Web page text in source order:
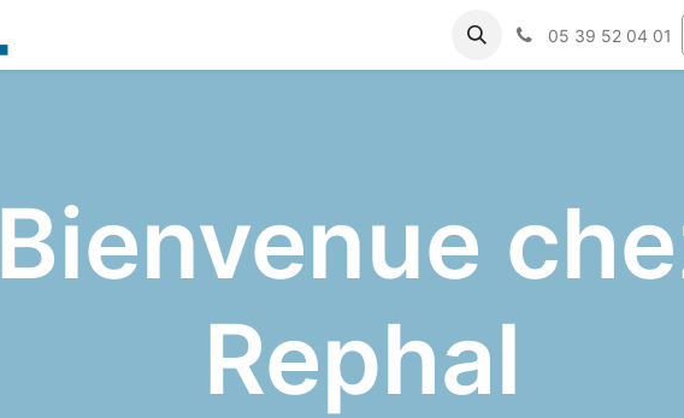
05 39 52 04 01
Bienvenue
Rephal